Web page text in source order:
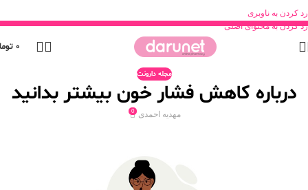
رد کردن به ناوبری
رد کردن به محتوای اصلی
0
مجله دارونت
درباره کاهش فشار خون بیشتر بدانید
مهدیه احمدی 0